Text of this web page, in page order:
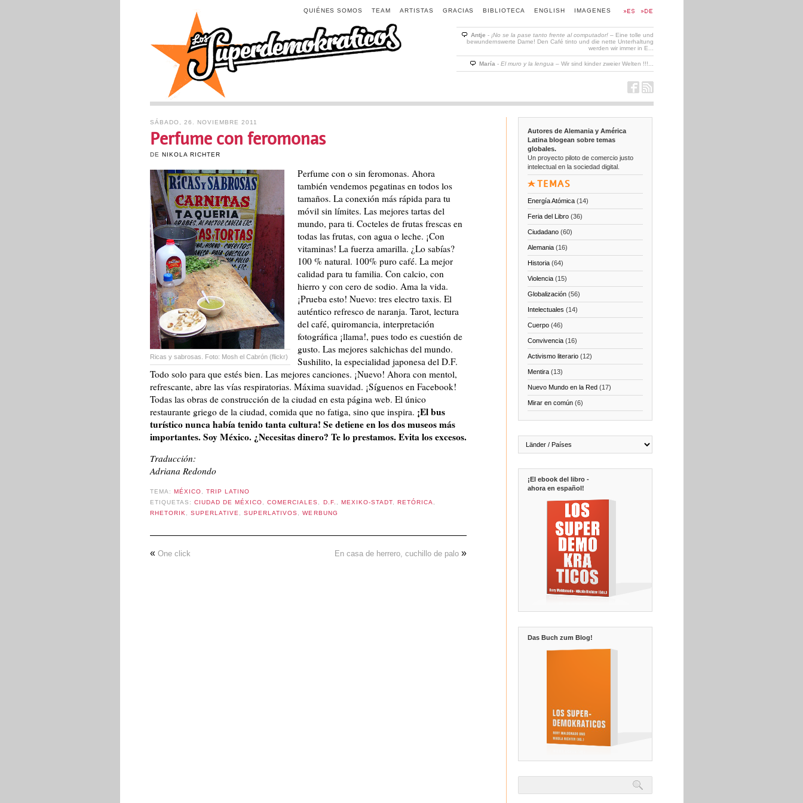
IMAGENES
ENGLISH
BIBLIOTECA
GRACIAS
ARTISTAS
TEAM
QUIÉNES SOMOS
Antje - ¡No se la pase tanto frente al computador!– Eine tolle und
bewundernswerte Dame! Den Café tinto und die nette Unterhaltung
werden wir immer in E...
María - El muro y la lengua – Wir sind kinder zweier Welten !!!...
SÁBADO, 26. NOVIEMBRE 2011
Perfume con feromonas
DE NIKOLA RICHTER
Ricas y sabrosas. Foto: Mosh el Cabrón (flickr)
Perfume con o sin feromonas. Ahora
también vendemos pegatinas en todos los
tamaños. La conexión más rápida para tu
móvil sin límites. Las mejores tartas del
mundo, para ti. Cocteles de frutas frescas en
todas las frutas, con agua o leche. ¡Con
vitaminas! La fuerza amarilla. ¿Lo sabías?
100 % natural. 100% puro café. La mejor
calidad para tu familia. Con calcio, con
hierro y con cero de sodio. Ama la vida.
¡Prueba esto! Nuevo: tres electro taxis. El
auténtico refresco de naranja. Tarot, lectura
del café, quiromancia, interpretación
fotográfica ¡llama!, pues todo es cuestión de
gusto. Las mejores salchichas del mundo.
Sushilito, la especialidad japonesa del D.F.
Todo solo para que estés bien. Las mejores canciones. ¡Nuevo! Ahora con mentol,
refrescante, abre las vías respiratorias. Máxima suavidad. ¡Síguenos en Facebook!
Todas las obras de construcción de la ciudad en esta página web. El único
restaurante griego de la ciudad, comida que no fatiga, sino que inspira. ¡El bus
turístico nunca había tenido tanta cultura! Se detiene en los dos museos más
importantes. Soy México. ¿Necesitas dinero? Te lo prestamos. Evita los excesos.
Traducción:
Adriana Redondo
TEMA: MÉXICO
TRIP LATINO
ETIQUETAS: CIUDAD DE MÉXICO ,COMERCIALES D.F. MEXIKO-STADT ,RETÓRICA
RHETORIK
SUPERLATIVE ,SUPERLATIVOS ,WERBUNG
« One click En casa de herrero, cuchillo de palo»
Autores de Alemania y América
Latina blogean sobre temas
globales.
Un proyecto piloto de comercio justo
intelectual en la sociedad digital.
TEMAS
Energía Atómica(14)
Feria del Libro(36)
Ciudadano(60)
Alemania(16)
Historia(64)
Violencia(15)
Globalización(56)
Intelectuales (14)
Cuerpo(46)
Convivencia(16)
Activismo literario(12)
Mentira(13)
Nuevo Mundo en la Red(17)
Mirar en común(6)
¡El ebook del libro -
ahora en español!
Das Buch zum Blog!